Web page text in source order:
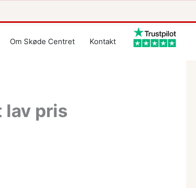
Om Skøde Centret Kontakt
lav pris